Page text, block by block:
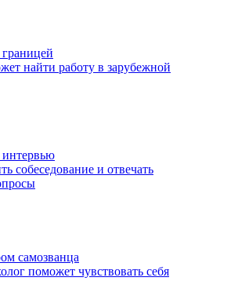
найти работу в зарубежной
интервью
собеседование и отвечать
самозванца
поможет чувствовать себя